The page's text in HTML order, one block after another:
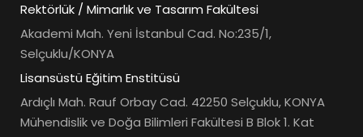
Rektörlük / Mimarlık ve Tasarım Fakültesi
Akademi Mah. Yeni İstanbul Cad. No:235/1,
Selçuklu/KONYA
Lisansüstü Eğitim Enstitüsü
Ardıçlı Mah. Rauf Orbay Cad. 42250 Selçuklu, KONYA
Mühendislik ve Doğa Bilimleri Fakültesi B Blok 1. Kat